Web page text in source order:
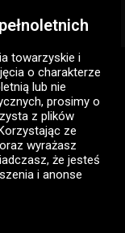
Szef
23360
towarzyskie i
o charakterze
lub nie
prosimy o
z plików
ze
wyrażasz
że jesteś
i anonse